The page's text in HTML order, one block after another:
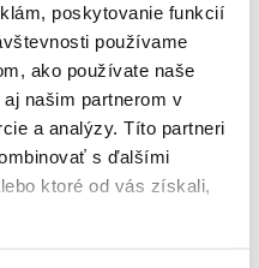
poskytovanie funkcií
používame
ako používate naše
našim partnerom v
a analýzy. Títo partneri
s ďalšími
ktoré od vás získali,
zo 100% prírodných surovín.
látok.